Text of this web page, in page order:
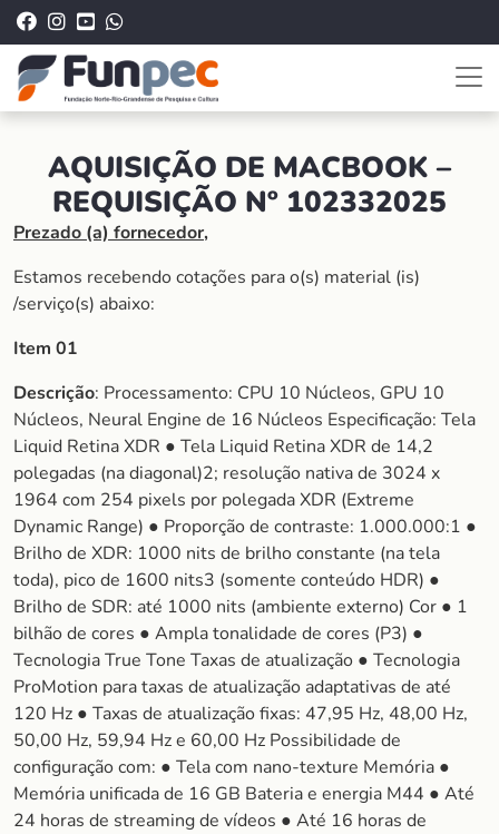
AQUISIÇÃO DE MACBOOK –
REQUISIÇÃO Nº 102332025
Prezado (a) fornecedor,
Estamos recebendo cotações para o(s) material (is)
/serviço(s) abaixo:
Item 01
Descrição: Processamento: CPU 10 Núcleos, GPU 10
Núcleos, Neural Engine de 16 Núcleos Especificação: Tela
Liquid Retina XDR ● Tela Liquid Retina XDR de 14,2
polegadas (na diagonal)2; resolução nativa de 3024 x
1964 com 254 pixels por polegada XDR (Extreme
Dynamic Range) ● Proporção de contraste: 1.000.000:1 ●
Brilho de XDR: 1000 nits de brilho constante (na tela
toda), pico de 1600 nits3 (somente conteúdo HDR) ●
Brilho de SDR: até 1000 nits (ambiente externo) Cor ● 1
bilhão de cores ● Ampla tonalidade de cores (P3) ●
Tecnologia True Tone Taxas de atualização ● Tecnologia
ProMotion para taxas de atualização adaptativas de até
120 Hz ● Taxas de atualização fixas: 47,95 Hz, 48,00 Hz,
50,00 Hz, 59,94 Hz e 60,00 Hz Possibilidade de
configuração com: ● Tela com nano-texture Memória ●
Memória unificada de 16 GB Bateria e energia M44 ● Até
24 horas de streaming de vídeos ● Até 16 horas de